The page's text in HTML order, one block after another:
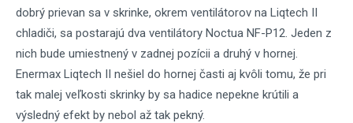
dobrý prievan sa v skrinke, okrem ventilátorov na Liqtech II
chladiči, sa postarajú dva ventilátory Noctua NF-P12. Jeden z
nich bude umiestnený v zadnej pozícii a druhý v hornej.
Enermax Liqtech II nešiel do hornej časti aj kvôli tomu, že pri
tak malej veľkosti skrinky by sa hadice nepekne krútili a
výsledný efekt by nebol až tak pekný.